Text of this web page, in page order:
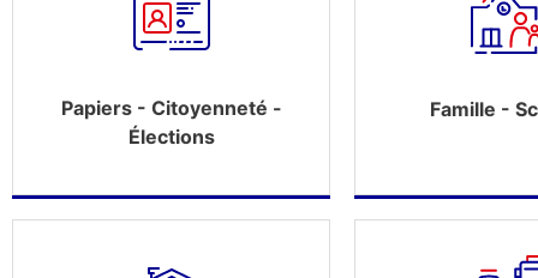
Papiers - Citoyenneté -
Élections
Famille -